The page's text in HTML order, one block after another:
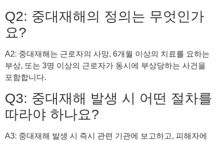
Q2: 중대재해의 정의는 무엇인가
요?
A2: 중대재해는 근로자의 사망, 6개월 이상의 치료를 요하는
부상, 또는 3명 이상의 근로자가 동시에 부상당하는 사건을
포함합니다.
Q3: 중대재해 발생 시 어떤 절차를
따라야 하나요?
A3: 중대재해 발생 시 즉시 관련 기관에 보고하고, 피해자에